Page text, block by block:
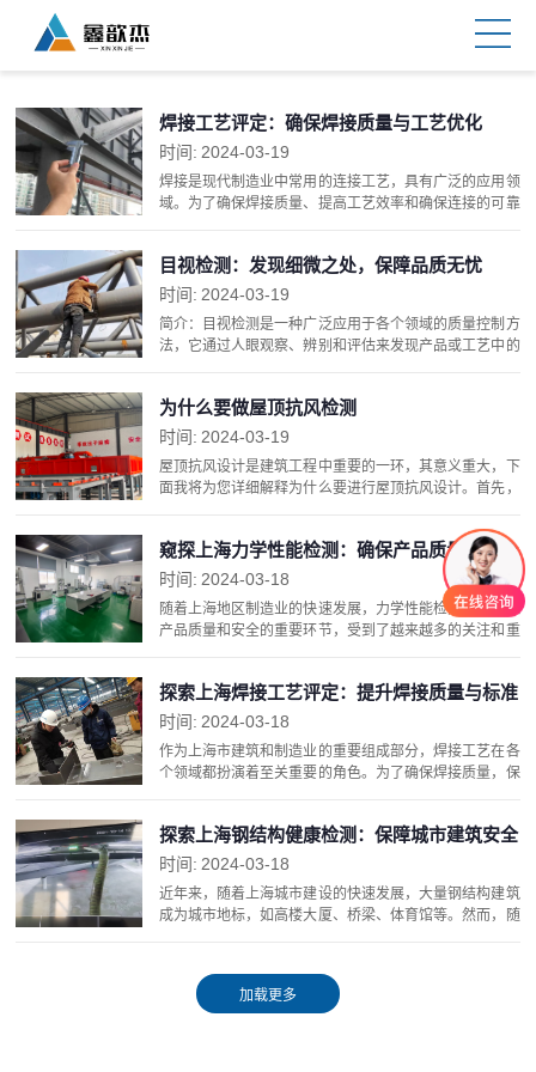
焊接工艺评定：确保焊接质量与工艺优化
时间: 2024-03-19
焊接是现代制造业中常用的连接工艺，具有广泛的应用领
域。为了确保焊接质量、提高工艺效率和确保连接的可靠
1...
目视检测：发现细微之处，保障品质无忧
时间: 2024-03-19
简介：目视检测是一种广泛应用于各个领域的质量控制方
法，它通过人眼观察、辨别和评估来发现产品或工艺中的
为什么要做屋顶抗风检测
时间: 2024-03-19
屋顶抗风设计是建筑工程中重要的一环，其意义重大，下
面我将为您详细解释为什么要进行屋顶抗风设计。首先，
件下可能变得非常强大。在建筑领域中，强风可能对建
筑...
窥探上海力学性能检测：确保产品质量与安全
时间: 2024-03-18
随着上海地区制造业的快速发展，力学性能检测作为确保
产品质量和安全的重要环节，受到了越来越多的关注和重
领...
探索上海焊接工艺评定：提升焊接质量与标准
化水平
时间: 2024-03-18
作为上海市建筑和制造业的重要组成部分，焊接工艺在各
个领域都扮演着至关重要的角色。为了确保焊接质量，保
工...
探索上海钢结构健康检测：保障城市建筑安全
时间: 2024-03-18
近年来，随着上海城市建设的快速发展，大量钢结构建筑
成为城市地标，如高楼大厦、桥梁、体育馆等。然而，随